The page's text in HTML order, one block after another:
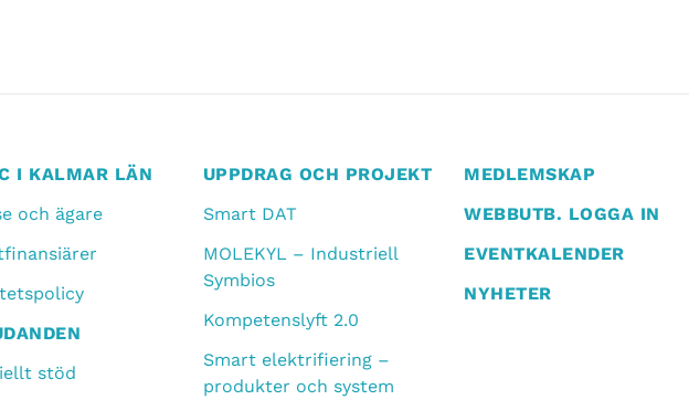
I KALMAR LÄN
och ägare
stöd
UPPDRAG OCH PROJEKT
Smart DAT
MOLEKYL – Industriell
Symbios
Kompetenslyft 2.0
Smart elektrifiering –
produkter och system
MEDLEMSKAP
WEBBUTB. LOGGA IN
EVENTKALENDER
NYHETER